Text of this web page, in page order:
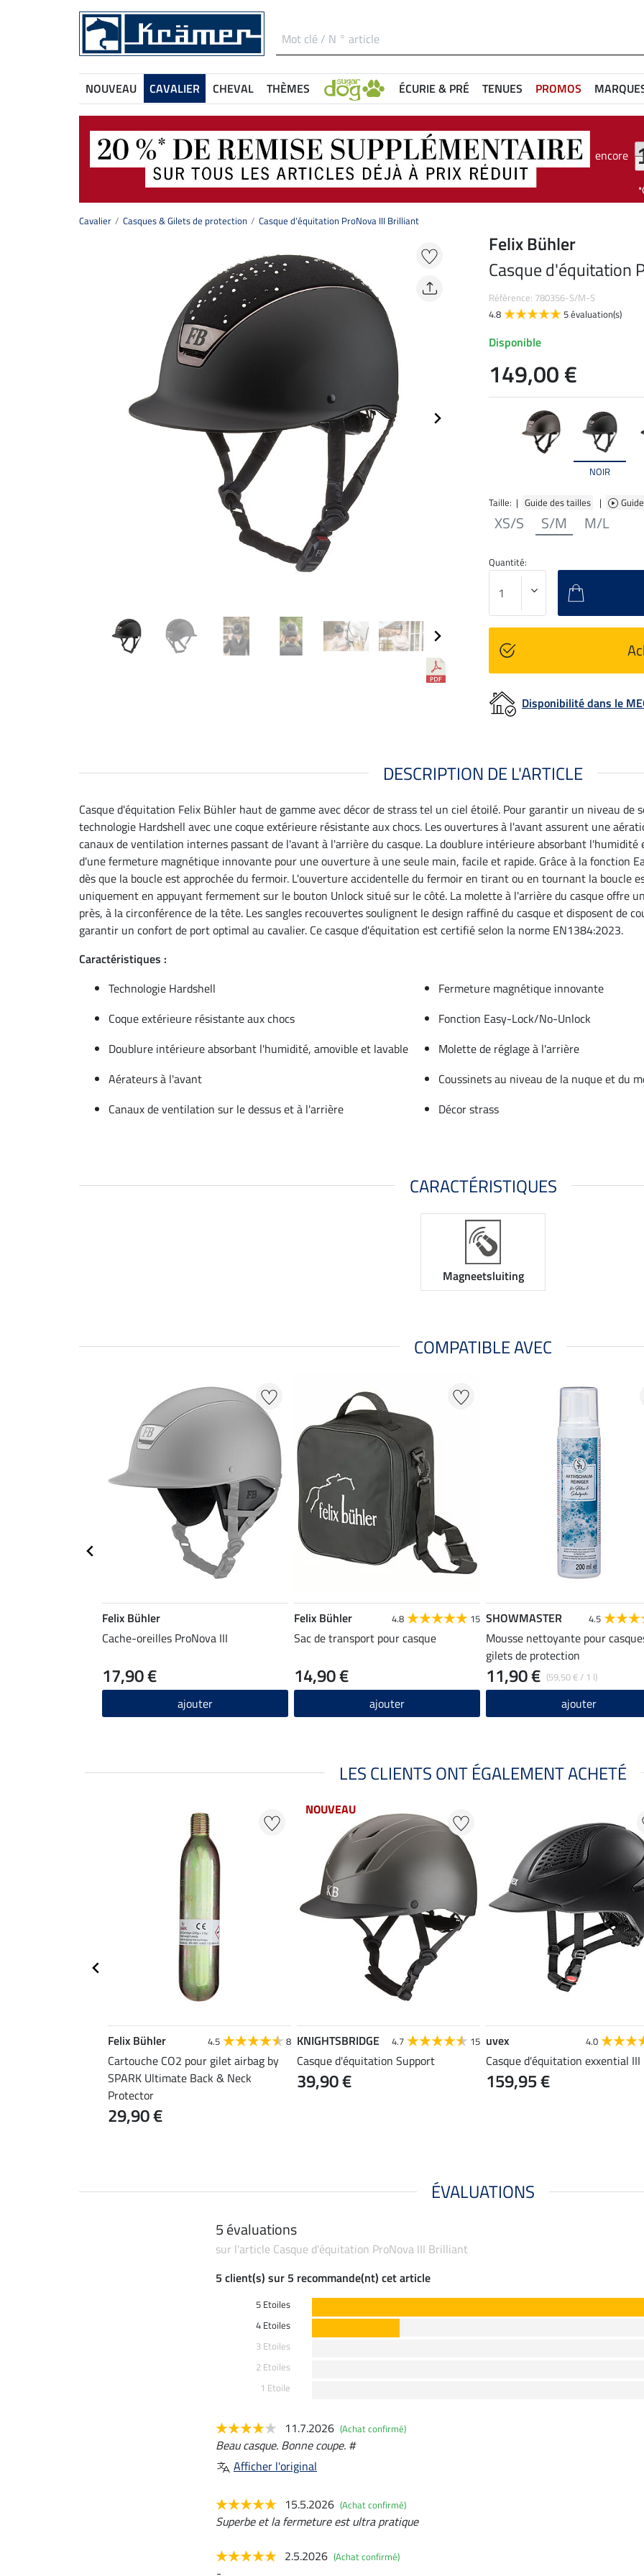
NOUVEAU CAVALIER CHEVAL THÈMES ÉCURIE & PRÉ TENUES PROMOS
encore
Cavalier Casques & Gilets de protection Casque d'équitation ProNova III Brilliant
NOIR
Taille: | Guide des tailles |
XS/S S/M M/L
Felix Bühler
Casque d'équitation
Référence: 780356-S/M-S
4.8
5 évaluation(s)
Disponible
149,00 €
Quantité:
Disponibilité dans le
DESCRIPTION DE L'ARTICLE
Casque d'équitation Felix Bühler haut de gamme avec décor de strass tel un ciel étoilé. Pour garantir un niveau de
technologie Hardshell avec une coque extérieure résistante aux chocs. Les ouvertures à l'avant assurent une
canaux de ventilation internes passant de l'avant à l'arrière du casque. La doublure intérieure absorbant l'humidité
d'une fermeture magnétique innovante pour une ouverture à une seule main, facile et rapide. Grâce à la fonction
dès que la boucle est approchée du fermoir. L'ouverture accidentelle du fermoir en tirant ou en tournant la boucle
uniquement en appuyant fermement sur le bouton Unlock situé sur le côté. La molette à l'arrière du casque offre
près, à la circonférence de la tête. Les sangles recouvertes soulignent le design raffiné du casque et disposent de
garantir un confort de port optimal au cavalier. Ce casque d'équitation est certifié selon la norme EN1384:2023.
Caractéristiques :
Technologie Hardshell
Fermeture magnétique innovante
Coque extérieure résistante aux chocs
Fonction Easy-Lock/No-Unlock
Doublure intérieure absorbant l'humidité, amovible et lavable
Molette de réglage à l'arrière
Aérateurs à l'avant
Coussinets au niveau de la nuque et du
Canaux de ventilation sur le dessus et à l'arrière
Décor strass
CARACTÉRISTIQUES
Magneetsluiting
COMPATIBLE AVEC
Felix Bühler
Cache-oreilles ProNova III
17,90 €
ajouter
Felix Bühler 4.8 15
Sac de transport pour casque
14,90 €
ajouter
SHOWMASTER 4.5
Mousse nettoyante pour
gilets de protection
(59,50 € / 1 l)
11,90 €
ajouter
LES CLIENTS ONT ÉGALEMENT ACHETÉ
Felix Bühler 4.5 8
Cartouche CO2 pour gilet airbag by
SPARK Ultimate Back & Neck
Protector
29,90 €
NOUVEAU
KNIGHTSBRIDGE 4.7 15
Casque d'équitation Support
39,90 €
uvex 4.0
Casque d'équitation exxential III
159,95 €
ÉVALUATIONS
5 évaluations
sur l'article Casque d'équitation ProNova III Brilliant
5 client(s) sur 5 recommande(nt) cet article
5 Etoiles
4 Etoiles
3 Etoiles
2 Etoiles
1 Etoile
11.7.2026 (Achat confirmé)
Beau casque. Bonne coupe. #
Afficher l'original
15.5.2026 (Achat confirmé)
Superbe et la fermeture est ultra pratique
2.5.2026 (Achat confirmé)